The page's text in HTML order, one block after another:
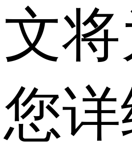
文将
您详